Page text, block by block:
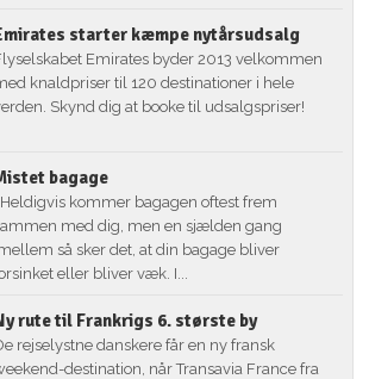
starter kæmpe nytårsudsalg
Emirates byder 2013 velkommen
knaldpriser til 120 destinationer i hele
Skynd dig at booke til udsalgspriser!
bagage
Heldigvis kommer bagagen oftest frem
med dig, men en sjælden gang
så sker det, at din bagage bliver
eller bliver væk. I...
rute til Frankrigs 6. største by
rejselystne danskere får en ny fransk
destination, når Transavia France fra